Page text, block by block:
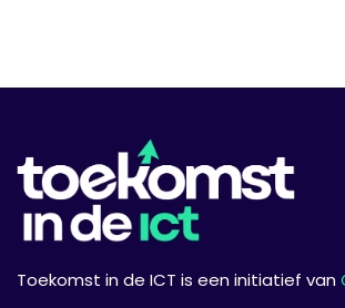
Toekomst in de ICT is een initiatief van